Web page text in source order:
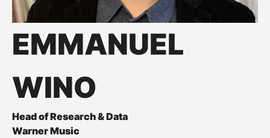
EMMANUEL
WINO
Head of Research & Data
Warner Music